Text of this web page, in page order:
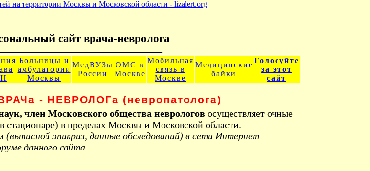
сайт врача-невролога
Больницы и
амбулатории
Москвы
МедВУЗы
России
ОМС в
Москве
Мобильная
связь в
Москве
Медицинские
байки
Голосуйте
за этот
сайт
- НЕВРОЛОГа (невропатолога)
член Московского общества неврологов осуществляет очные
в пределах Москвы и Московской области.
эпикриз, данные обследований) в сети Интернет
данного сайта.